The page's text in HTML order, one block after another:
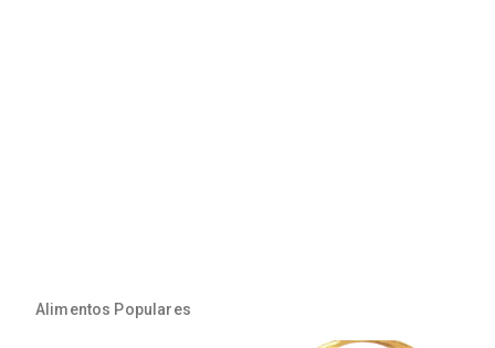
Alimentos Populares